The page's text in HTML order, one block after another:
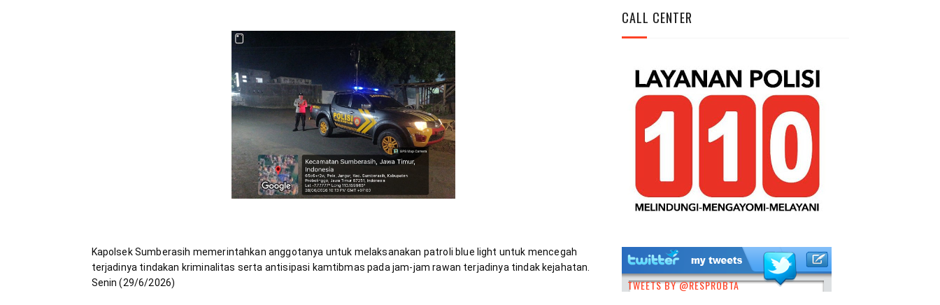
Kapolsek Sumberasih memerintahkan anggotanya untuk melaksanakan patroli blue light untuk mencegah
terjadinya tindakan kriminalitas serta antisipasi kamtibmas pada jam-jam rawan terjadinya tindak kejahatan.
CALL CENTER
TWEETS BY @RESPROBTA